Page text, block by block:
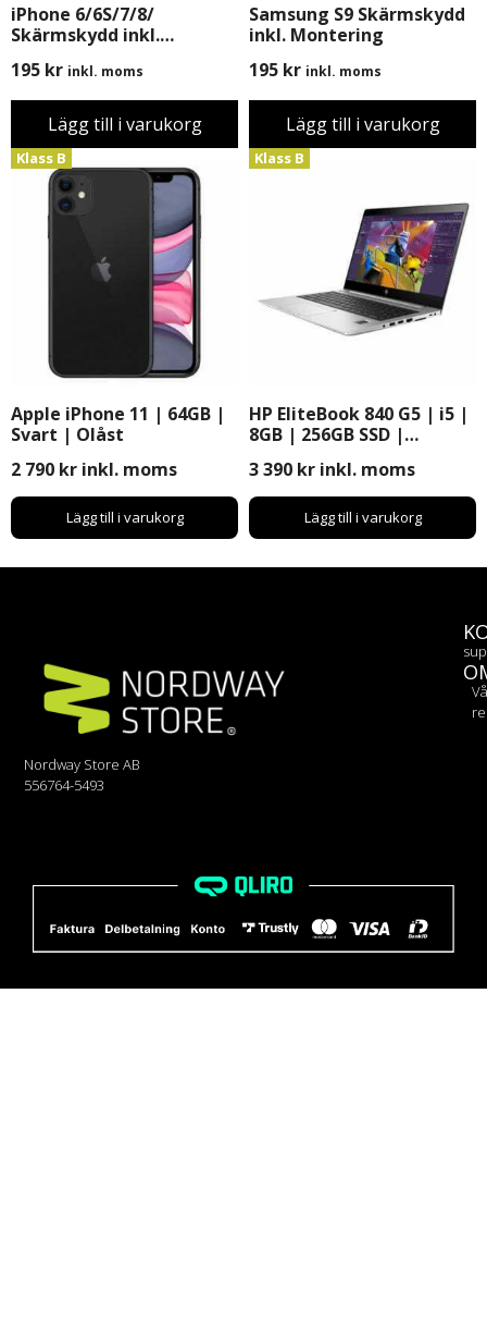
iPhone 6/6S/7/8/
Skärmskydd inkl.
195 kr inkl. moms
Lägg till i varukorg
Samsung S9 Skärmskydd
inkl. Montering
195 kr inkl. moms
Lägg till i varukorg
Apple iPhone 11 | 64GB |
Svart | Olåst
Klass B
2 790 kr inkl. moms
Lägg till i varukorg
HP EliteBook 840 G5 | i5 |
8GB | 256GB SSD |
Klass B
3 390 kr inkl. moms
Lägg till i varukorg
Nordway Store AB
556764-5493